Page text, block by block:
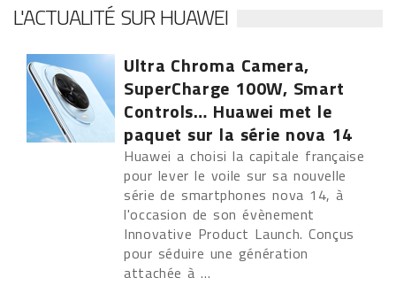
L'ACTUALITÉ SUR HUAWEI
Ultra Chroma Camera,
SuperCharge 100W, Smart
Controls… Huawei met le
paquet sur la série nova 14
Huawei a choisi la capitale française
pour lever le voile sur sa nouvelle
série de smartphones nova 14, à
l'occasion de son évènement
Innovative Product Launch. Conçus
pour séduire une génération
attachée à ...